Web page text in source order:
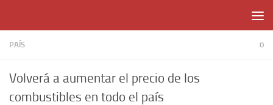
PAÍS 0
Volverá a aumentar el precio de los
combustibles en todo el país